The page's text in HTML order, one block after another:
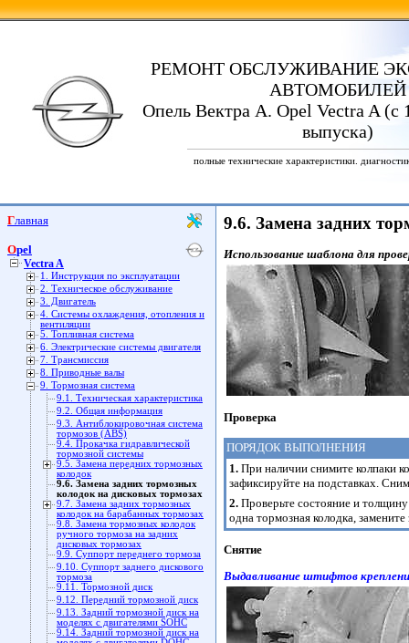
РЕМОНТ ОБСЛУЖИВАНИЕ
АВТОМОБИЛЕЙ
Опель Вектра А. Opel Vectra A (с
выпуска)
полные технические характеристики.
Главная
Opel
Vectra A
1. Инструкция по эксплуатации
2. Техническое обслуживание
3. Двигатель
4. Системы охлаждения, отопления и
вентиляции
5. Топливная система
6. Электрические системы двигателя
7. Трансмиссия
8. Приводные валы
9. Тормозная система
9.1. Техническая характеристика
9.2. Общая информация
9.3. Антиблокировочная система
тормозов (ABS)
9.4. Прокачка гидравлической
тормозной системы
9.5. Замена передних тормозных
колодок
9.6. Замена задних тормозных
колодок на дисковых тормозах
9.7. Замена задних тормозных
колодок на барабанных тормозах
9.8. Замена тормозных колодок
ручного тормоза на задних
дисковых тормозах
9.9. Суппорт переднего тормоза
9.10. Суппорт заднего дискового
тормоза
9.11. Тормозной диск
9.12. Передний тормозной диск
9.13. Задний тормозной диск на
моделях с двигателями SOHC
9.14. Задний тормозной диск на
9.6. Замена задних
Использование шаблона для
Проверка
ПОРЯДОК ВЫПОЛНЕНИЯ
1. При наличии снимите колпаки
зафиксируйте на подставках.
2. Проверьте состояние и
одна тормозная колодка,
Снятие
Выдавливание штифтов